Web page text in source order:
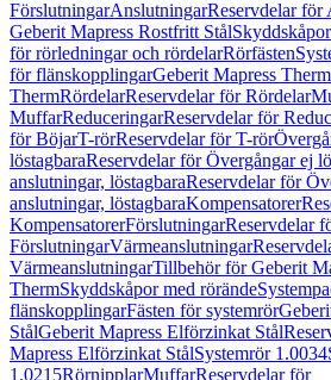
FörslutningarAnslutningarReservdelar för
Geberit Mapress Rostfritt Stål
för rörledningar och rördelarRörfästen
för flänskopplingarGeberit Mapress Therm
ThermRördelarReservdelar för Rördelar
MuffarReduceringarReservdelar för
för BöjarT-rörReservdelar för T-rör
löstagbaraReservdelar för Övergångar ej
anslutningar, löstagbaraReservdelar för
anslutningar, löstagbaraKompensatorer
KompensatorerFörslutningarReservdelar
FörslutningarVärmeanslutningar
VärmeanslutningarTillbehör för Geberit
ThermSkyddskåpor med rörände
flänskopplingarFästen för systemrör
StålGeberit Mapress Elförzinkat Stål
Mapress Elförzinkat StålSystemrör 1.0034
1.0215RörnipplarMuffarReservdelar för